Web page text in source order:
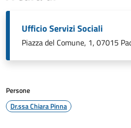
Ufficio Servizi Sociali
Piazza del Comune, 1, 07015
Persone
Dr.ssa Chiara Pinna